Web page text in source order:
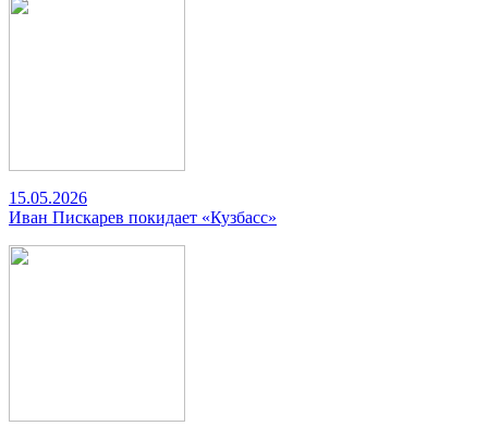
15.05.2026
Иван Пискарев покидает «Кузбасс»